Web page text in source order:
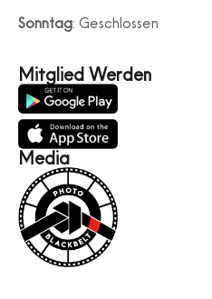
Sonntag: Geschlossen
Mitglied Werden
Media